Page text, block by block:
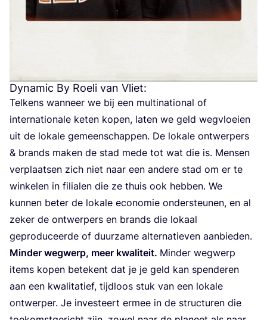
Dynamic By Roeli van Vliet:
Tel­kens wan­neer we bij een mul­ti­na­ti­o­nal of
inter­na­ti­o­na­le keten kopen, laten we geld weg­vloei­en
uit de loka­le gemeen­schap­pen. De loka­le ont­wer­pers
& brands maken de stad mede tot wat die is. Men­sen
ver­plaat­sen zich niet naar een ande­re stad om er te
win­ke­len in fili­a­len die ze thuis ook heb­ben. We
kun­nen beter de loka­le eco­no­mie onder­steu­nen, en al
zeker de ont­wer­pers en brands die lokaal
gepro­du­ceer­de of duur­za­me alter­na­tie­ven aan­bie­den.
Min­der weg­werp, meer kwa­li­teit. Min­der weg­werp
items kopen bete­kent dat je je geld kan spen­de­ren
aan een kwa­li­ta­tief, tijd­loos stuk van een loka­le
ont­wer­per. Je inves­teert ermee in de struc­tu­ren die